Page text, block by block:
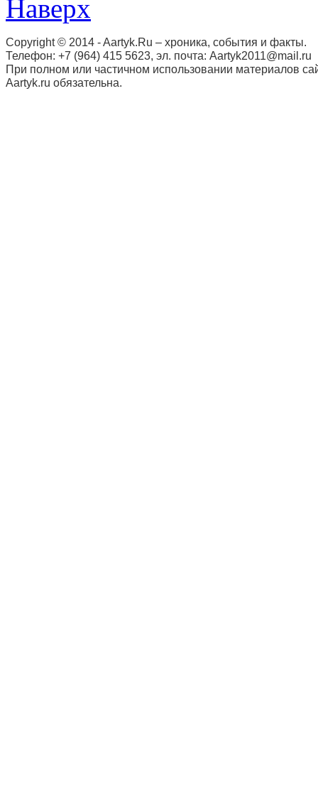
Наверх
Copyright © 2014 - Aartyk.Ru – хроника, события и факты.
Телефон: +7 (964) 415 5623, эл. почта: Aartyk2011@mail.ru
При полном или частичном использовании материалов
Aartyk.ru oбязательна.